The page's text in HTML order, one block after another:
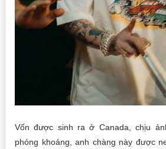
Vốn được sinh ra ở Canada, chịu
phóng khoáng, anh chàng này được